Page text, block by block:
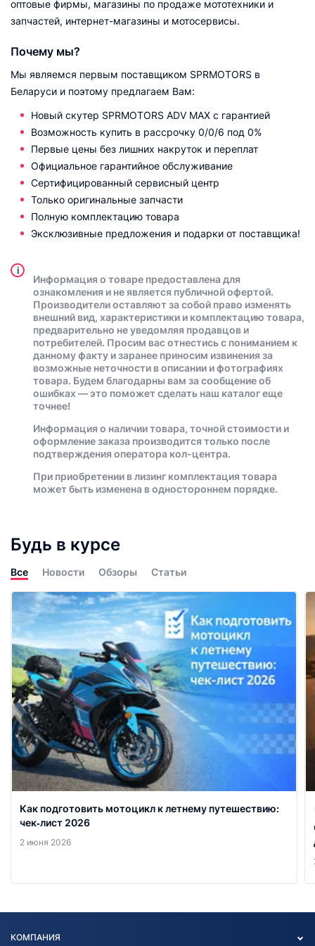
оптовые фирмы, магазины по продаже мототехники и
запчастей, интернет-магазины и мотосервисы.
Почему мы?
Мы являемся первым поставщиком SPRMOTORS в
Беларуси и поэтому предлагаем Вам:
Новый скутер SPRMOTORS ADV MAX с гарантией
Возможность купить в рассрочку 0/0/6 под 0%
Первые цены без лишних накруток и переплат
Официальное гарантийное обслуживание
Сертифицированный сервисный центр
Только оригинальные запчасти
Полную комплектацию товара
Эксклюзивные предложения и подарки от поставщика!
i
Информация о товаре предоставлена для
ознакомления и не является публичной офертой.
Производители оставляют за собой право изменять
внешний вид, характеристики и комплектацию товара,
предварительно не уведомляя продавцов и
потребителей. Просим вас отнестись с пониманием к
данному факту и заранее приносим извинения за
возможные неточности в описании и фотографиях
товара. Будем благодарны вам за сообщение об
ошибках — это поможет сделать наш каталог еще
точнее!
Информация о наличии товара, точной стоимости и
оформление заказа производится только после
подтверждения оператора кол-центра.
При приобретении в лизинг комплектация товара
может быть изменена в одностороннем порядке.
Будь в курсе
Все Новости Обзоры Статьи
Как подготовить мотоцикл к летнему путешествию:
чек‑лист 2026
2 июня 2026
КОМПАНИЯ